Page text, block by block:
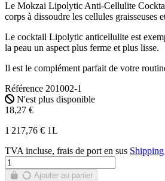
Le Mokzai Lipolytic Anti-Cellulite
corps à dissoudre les cellules
Le cocktail Lipolytic anticellulite est
la peau un aspect plus ferme et plus lisse.
Il est le complément parfait de votre
Référence 201002-1
N'est plus disponible
18,27 €
1 217,76 € 1L
TVA incluse, frais de port en sus
Ajouter au panier